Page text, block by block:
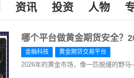
资讯 投资 人物
哪个平台做黄金期货安全？
金融科技 黄金期货交易平台
2026年的黄金市场，像一匹脱缰的野